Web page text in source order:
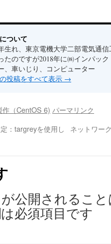
ついて
生れ、東京電機大学二部電気通
たのですが2018年に㈱インパッ
、車いじり、コンピューター
投稿をすべて表示 →
（CentOS 6) パーマリンク
：targreyを使用し
ネットワー
公開されるこ
必須項目です